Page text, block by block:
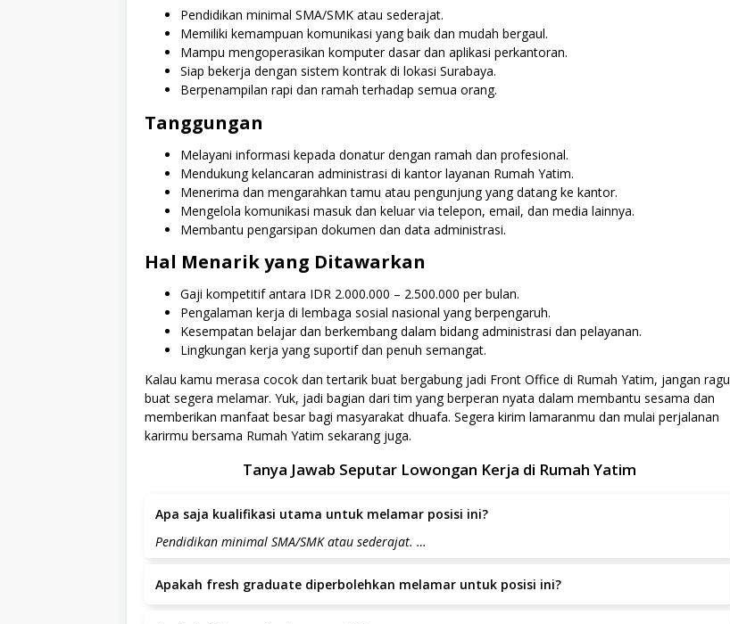
Pendidikan minimal SMA/SMK atau sederajat.
Memiliki kemampuan komunikasi yang baik dan mudah bergaul.
Mampu mengoperasikan komputer dasar dan aplikasi perkantoran.
Siap bekerja dengan sistem kontrak di lokasi Surabaya.
Berpenampilan rapi dan ramah terhadap semua orang.
Tanggungan
Melayani informasi kepada donatur dengan ramah dan profesional.
Mendukung kelancaran administrasi di kantor layanan Rumah Yatim.
Menerima dan mengarahkan tamu atau pengunjung yang datang ke kantor.
Mengelola komunikasi masuk dan keluar via telepon, email, dan media lainnya.
Membantu pengarsipan dokumen dan data administrasi.
Hal Menarik yang Ditawarkan
Gaji kompetitif antara IDR 2.000.000 – 2.500.000 per bulan.
Pengalaman kerja di lembaga sosial nasional yang berpengaruh.
Kesempatan belajar dan berkembang dalam bidang administrasi dan pelayanan.
Lingkungan kerja yang suportif dan penuh semangat.
Kalau kamu merasa cocok dan tertarik buat bergabung jadi Front Office di Rumah Yatim, jangan ragu
buat segera melamar. Yuk, jadi bagian dari tim yang berperan nyata dalam membantu sesama dan
memberikan manfaat besar bagi masyarakat dhuafa. Segera kirim lamaranmu dan mulai perjalanan
karirmu bersama Rumah Yatim sekarang juga.
Tanya Jawab Seputar Lowongan Kerja di Rumah Yatim
Apa saja kualifikasi utama untuk melamar posisi ini?
Pendidikan minimal SMA/SMK atau sederajat. …
Apakah fresh graduate diperbolehkan melamar untuk posisi ini?